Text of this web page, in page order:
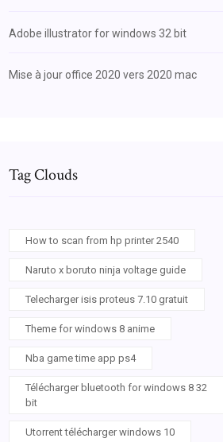
Adobe illustrator for windows 32 bit
Mise à jour office 2020 vers 2020 mac
Tag Clouds
How to scan from hp printer 2540
Naruto x boruto ninja voltage guide
Telecharger isis proteus 7.10 gratuit
Theme for windows 8 anime
Nba game time app ps4
Télécharger bluetooth for windows 8 32
bit
Utorrent télécharger windows 10